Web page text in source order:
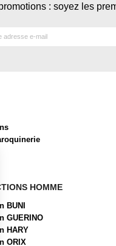
: soyez les
HOMME
BUNI
GUERINO
HARY
ORIX